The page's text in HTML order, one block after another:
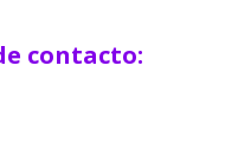
contacto: